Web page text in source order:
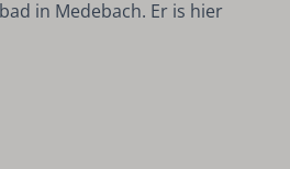
in Medebach. Er is hier